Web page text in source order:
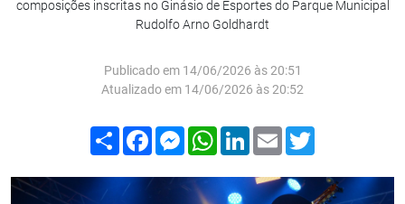
composições inscritas no Ginásio de Esportes do Parque Municipal
Rudolfo Arno Goldhardt
Publicado em 14/06/2026 às 20:51
Atualizado em 14/06/2026 às 20:52
Compartilhar
FacebookMessenger
WhatsApp
LinkedIn
Email